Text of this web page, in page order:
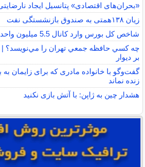
«بحران‌های اقتصادی» پتانسیل ایجاد
زیان ۱۳۸همتی به صندوق بازنشستگی نفت
شاخص کل بورس وارد کانال 5.5 میلیون واحد شد
چه كسي حافظه جمعي تهران را مي‌نويسد؟ |
بر ديوار
گفت‌وگو با خانواده مادری که برای زایمان
زنده نماند
هشدار چین به ژاپن: با آتش بازی نکنید